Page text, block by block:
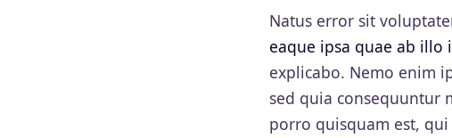
Natus error sit
eaque ipsa quae ab
explicabo. Nemo enim
sed quia consequuntur
porro quisquam est,